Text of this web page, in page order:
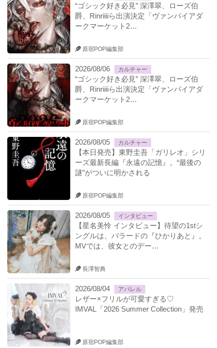
“ゴシック好き必見” 深澤翠、ローズ伯
爵、Rinriiiiら出演決定「ヴァンパイアダ
ークマーケット2…
原宿POP編集部
2026/08/06 カルチャー
“ゴシック好き必見” 深澤翠、ローズ伯
爵、Rinriiiiら出演決定「ヴァンパイアダ
ークマーケット2…
原宿POP編集部
2026/08/05 カルチャー
【本日発売】東野圭吾「ガリレオ」シリ
ーズ最新長編『永遠の記憶』。“最後の
謎”がついに明かされる
原宿POP編集部
2026/08/05 インタビュー
【星名美怜 インタビュー】待望の1stシ
ングルは、バラードの『ひかりあと』。
MVでは、彼女とのデー…
長澤智典
2026/08/04 アパレル
レザー×フリルが可愛すぎる♡
IMVAL「2026 Summer Collection」発売
原宿POP編集部